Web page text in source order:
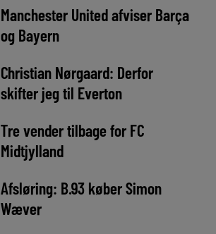
Manchester United afviser Barça
og Bayern
Christian Nørgaard: Derfor
skifter jeg til Everton
Tre vender tilbage for FC
Midtjylland
Afsløring: B.93 køber Simon
Wæver